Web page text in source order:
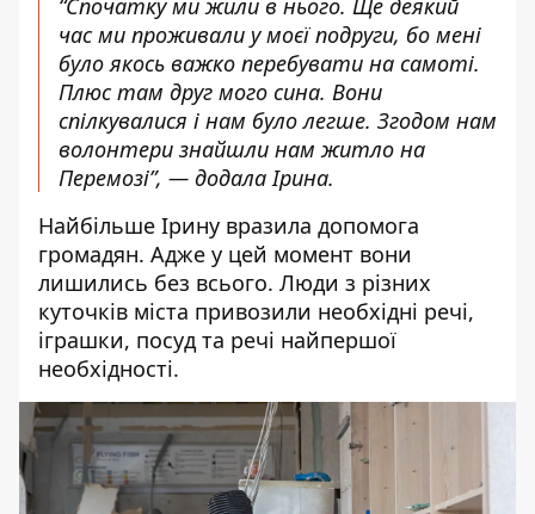
час ми проживали у моєї подруги, бо мені
було якось важко перебувати на самоті.
Плюс там друг мого сина. Вони
спілкувалися і нам було легше. Згодом нам
волонтери знайшли нам житло на
Перемозі”, — додала Ірина.
Найбільше Ірину вразила допомога
громадян. Адже у цей момент вони
лишились без всього. Люди з різних
куточків міста привозили необхідні речі,
іграшки, посуд та речі найпершої
необхідності.